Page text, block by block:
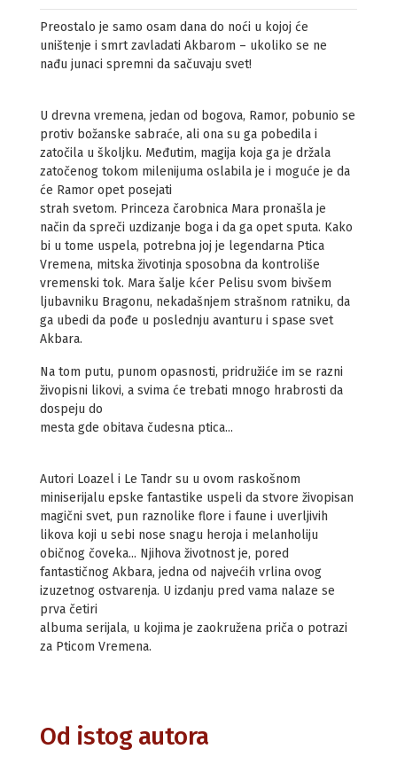
Preostalo je samo osam dana do noći u kojoj će
uništenje i smrt zavladati Akbarom – ukoliko se ne
nađu junaci spremni da sačuvaju svet!
U drevna vremena, jedan od bogova, Ramor, pobunio se
protiv božanske sabraće, ali ona su ga pobedila i
zatočila u školjku. Međutim, magija koja ga je držala
zatočenog tokom milenijuma oslabila je i moguće je da
će Ramor opet posejati
strah svetom. Princeza čarobnica Mara pronašla je
način da spreči uzdizanje boga i da ga opet sputa. Kako
bi u tome uspela, potrebna joj je legendarna Ptica
Vremena, mitska životinja sposobna da kontroliše
vremenski tok. Mara šalje kćer Pelisu svom bivšem
ljubavniku Bragonu, nekadašnjem strašnom ratniku, da
ga ubedi da pođe u poslednju avanturu i spase svet
Akbara.
Na tom putu, punom opasnosti, pridružiće im se razni
živopisni likovi, a svima će trebati mnogo hrabrosti da
dospeju do
mesta gde obitava čudesna ptica...
Autori Loazel i Le Tandr su u ovom raskošnom
miniserijalu epske fantastike uspeli da stvore živopisan
magični svet, pun raznolike flore i faune i uverljivih
likova koji u sebi nose snagu heroja i melanholiju
običnog čoveka... Njihova životnost je, pored
fantastičnog Akbara, jedna od najvećih vrlina ovog
izuzetnog ostvarenja. U izdanju pred vama nalaze se
prva četiri
albuma serijala, u kojima je zaokružena priča o potrazi
za Pticom Vremena.
Od istog autora